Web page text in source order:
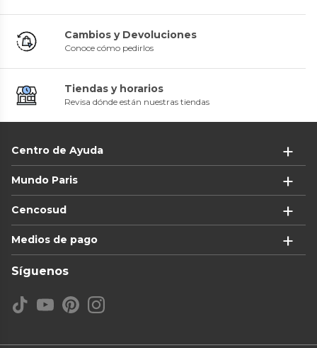
Cambios y Devoluciones
Conoce cómo pedirlos
Tiendas y horarios
Revisa dónde están nuestras tiendas
Centro de Ayuda
Mundo Paris
Cencosud
Medios de pago
Síguenos